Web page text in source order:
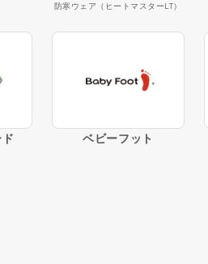
防寒ウェア（ヒートマスターLT）
ベビーフット